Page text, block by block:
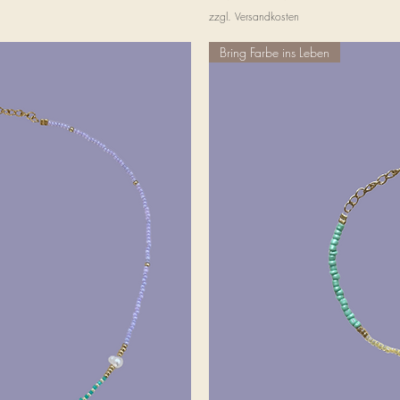
zzgl. Versandkosten
Bring Farbe ins Leben